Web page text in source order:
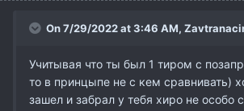
On 7/29/2022 at 3:46 AM,
Учитывая что ты был 1 тиром с
то в принцыпе не с кем сравнивать)
зашел и забрал у тебя хиро не особо